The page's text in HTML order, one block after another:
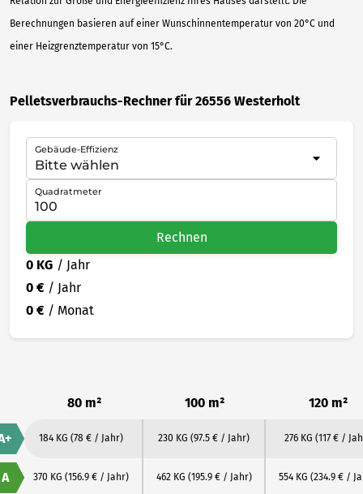
Berechnungen basieren auf einer Wunschinnentemperatur von 20°C und
einer Heizgrenztemperatur von 15°C.
Pelletsverbrauchs-Rechner für 26556 Westerholt
Gebäude-Effizienz
Quadratmeter
Rechnen
0 KG / Jahr
0 € / Jahr
0 € / Monat
80 m² 100 m² 120 m²
184 KG (78 € / Jahr) 230 KG (97.5 € / Jahr) 276 KG (117 € /
A 370 KG (156.9 € / Jahr) 462 KG (195.9 € / Jahr) 554 KG (234.9 € /